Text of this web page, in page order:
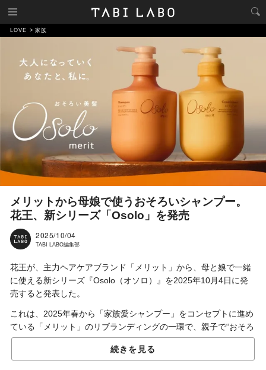
LOVE 家族
メリットから母娘で使うおそろいシャンプー。
花王、新シリーズ「Osolo」を発売
2025/10/04
TABI LABO編集部
花王が、主力ヘアケアブランド「メリット」から、母と娘で一緒
に使える新シリーズ『Osolo（オソロ）』を2025年10月4日に発
売すると発表した。
これは、2025年春から「家族愛シャンプー」をコンセプトに進め
ている「メリット」のリブランディングの一環で、親子で“おそろ
い美髪”を叶えるという新たな価値を提案する。
続きを見る